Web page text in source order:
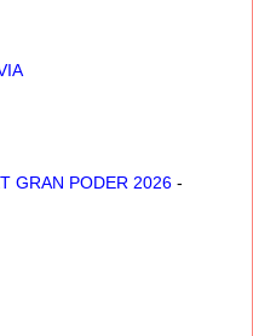
GRAN PODER 2026 -